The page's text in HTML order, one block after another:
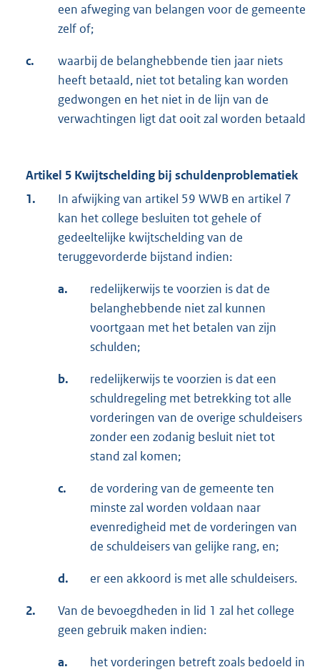
een afweging van belangen voor de gemeente
zelf of;
c.
waarbij de belanghebbende tien jaar niets
heeft betaald, niet tot betaling kan worden
gedwongen en het niet in de lijn van de
verwachtingen ligt dat ooit zal worden betaald
Artikel 5 Kwijtschelding bij schuldenproblematiek
1.
In afwijking van artikel 59 WWB en artikel 7
kan het college besluiten tot gehele of
gedeeltelijke kwijtschelding van de
teruggevorderde bijstand indien:
a.
redelijkerwijs te voorzien is dat de
belanghebbende niet zal kunnen
voortgaan met het betalen van zijn
schulden;
b.
redelijkerwijs te voorzien is dat een
schuldregeling met betrekking tot alle
vorderingen van de overige schuldeisers
zonder een zodanig besluit niet tot
stand zal komen;
c.
de vordering van de gemeente ten
minste zal worden voldaan naar
evenredigheid met de vorderingen van
de schuldeisers van gelijke rang, en;
d. er een akkoord is met alle schuldeisers.
2.
Van de bevoegdheden in lid 1 zal het college
geen gebruik maken indien:
a. het vorderingen betreft zoals bedoeld in